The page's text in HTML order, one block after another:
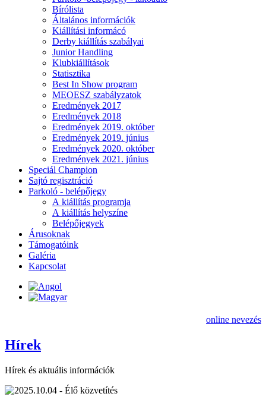
Bírólista
Általános információk
Kiállítási informácó
Derby kiállítás szabályai
Junior Handling
Klubkiállítások
Statisztika
Best In Show program
MEOESZ szabályzatok
Eredmények 2017
Eredmények 2018
Eredmények 2019. október
Eredmények 2019. június
Eredmények 2020. október
Eredmények 2021. június
Speciál Champion
Sajtó regisztráció
Parkoló - belépőjegy
A kiállítás programja
A kiállítás helyszíne
Belépőjegyek
Árusoknak
Támogatóink
Galéria
Kapcsolat
online nevezés
Hírek
Hírek és aktuális információk